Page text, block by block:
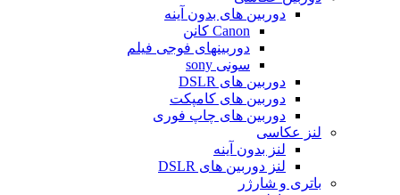
دوربین های بدون آینه
Canon کانن
دوربینهای فوجی فیلم
سونی sony
دوربین های DSLR
دوربین های کامپکت
دوربین های چاپ فوری
لنز عکاسی
لنز بدون آینه
لنز دوربین های DSLR
باتری و شارژر